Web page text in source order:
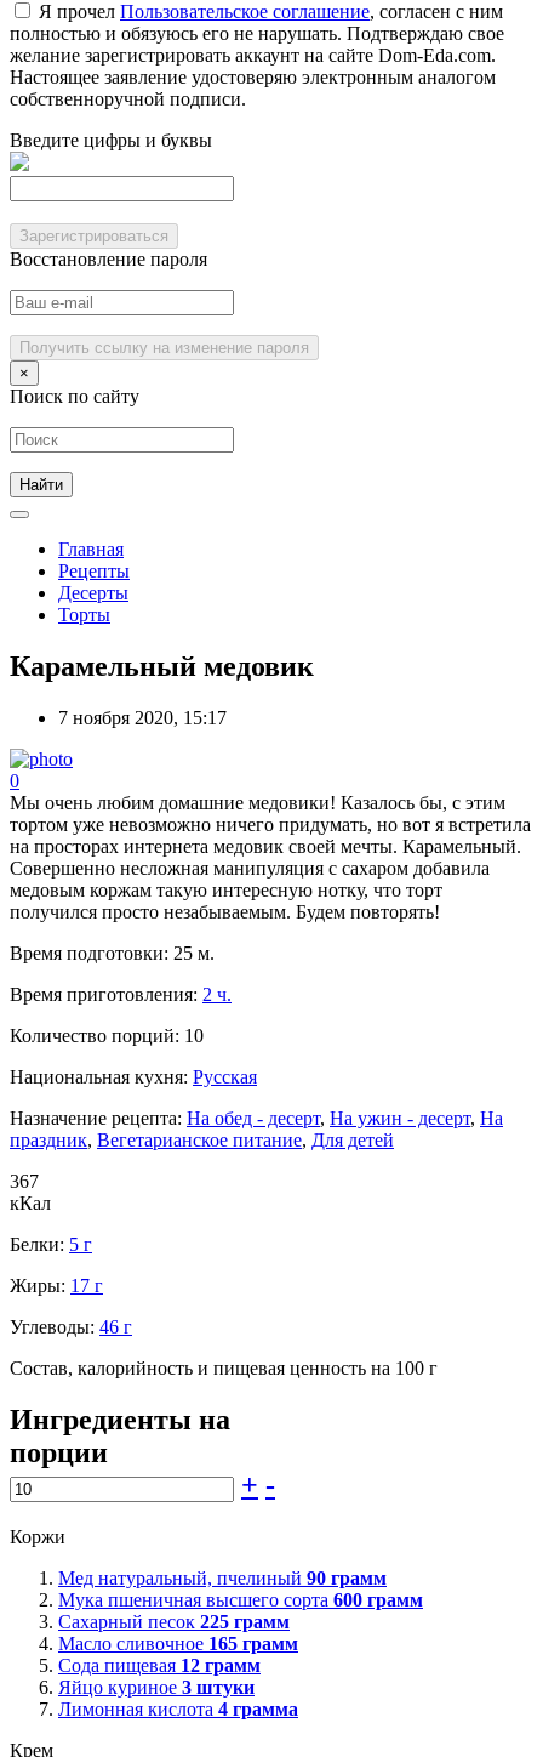
Я прочел Пользовательское соглашение, согласен с ним
полностью и обязуюсь его не нарушать. Подтверждаю свое
желание зарегистрировать аккаунт на сайте Dom-Eda.com.
Настоящее заявление удостоверяю электронным аналогом
собственноручной подписи.
Введите цифры и буквы
Зарегистрироваться
Восстановление пароля
Получить ссылку на изменение пароля
×
Поиск по сайту
Главная
Рецепты
Десерты
Торты
Карамельный медовик
7 ноября 2020, 15:17
0
Мы очень любим домашние медовики! Казалось бы, с этим
тортом уже невозможно ничего придумать, но вот я встретила
на просторах интернета медовик своей мечты. Карамельный.
Совершенно несложная манипуляция с сахаром добавила
медовым коржам такую интересную нотку, что торт
получился просто незабываемым. Будем повторять!
Время подготовки: 25 м.
Время приготовления: 2 ч.
Количество порций: 10
Национальная кухня: Русская
Назначение рецепта: На обед - десерт, На ужин - десерт, На
праздник, Вегетарианское питание, Для детей
367
кКал
Белки: 5 г
Жиры: 17 г
Углеводы: 46 г
Состав, калорийность и пищевая ценность на 100 г
Ингредиенты на
порции
+ -
Коржи
Мед натуральный, пчелиный 90 грамм
Мука пшеничная высшего сорта 600 грамм
Сахарный песок 225 грамм
Масло сливочное 165 грамм
Сода пищевая 12 грамм
Яйцо куриное 3 штуки
Лимонная кислота 4 грамма
Крем